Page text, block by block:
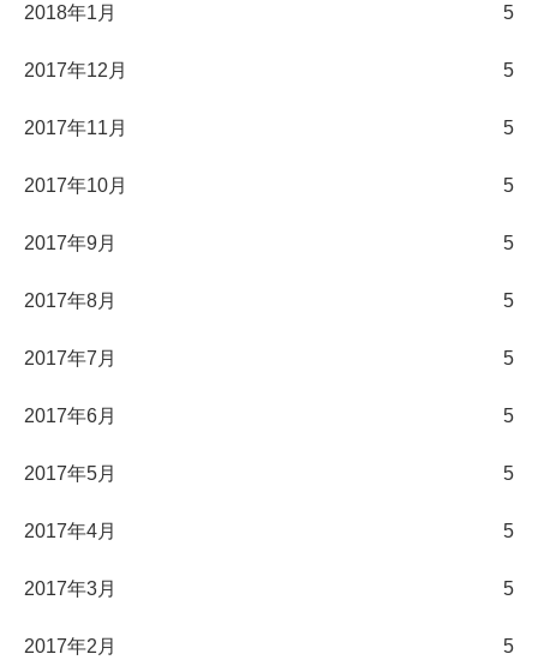
2018年1月 5
2017年12月 5
2017年11月 5
2017年10月 5
2017年9月 5
2017年8月 5
2017年7月 5
2017年6月 5
2017年5月 5
2017年4月 5
2017年3月 5
2017年2月 5